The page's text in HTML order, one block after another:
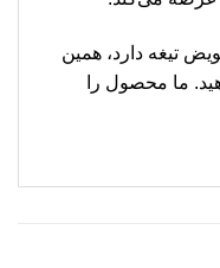
تیغه دارد، همین
ما محصول را